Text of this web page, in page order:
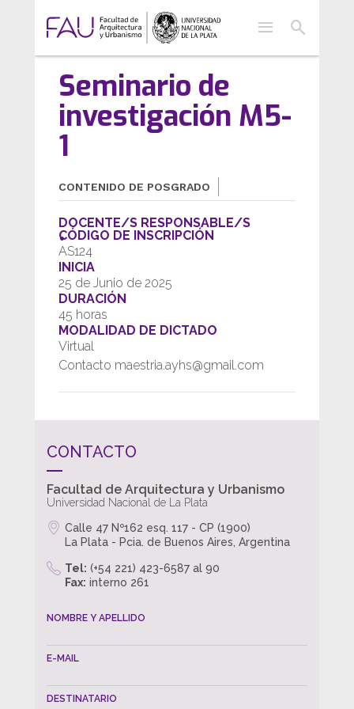
menu search
Seminario de
investigación M5-
1
CONTENIDO DE POSGRADO
DOCENTE/S RESPONSABLE/S
CÓDIGO DE INSCRIPCIÓN
AS124
INICIA
25 de Junio de 2025
DURACIÓN
45 horas
MODALIDAD DE DICTADO
Virtual
Contacto maestria.ayhs@gmail.com
CONTACTO
Facultad de Arquitectura y Urbanismo
Universidad Nacional de La Plata
Calle 47 Nº162 esq. 117 - CP (1900)
La Plata - Pcia. de Buenos Aires, Argentina
Tel: (+54 221) 423-6587 al 90
Fax: interno 261
NOMBRE Y APELLIDO
E-MAIL
DESTINATARIO